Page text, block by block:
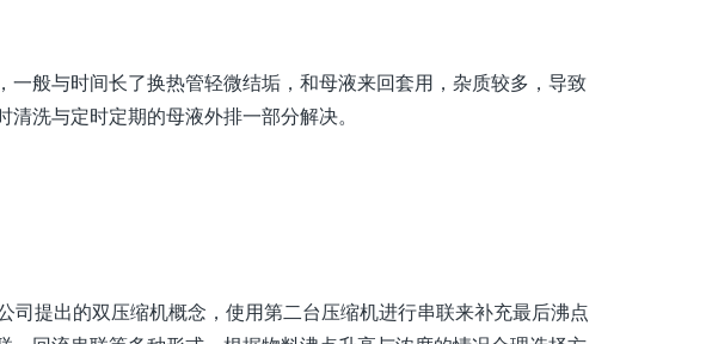
般与时间长了换热管轻微结垢，和母液来回套用，杂质较多，导致
洗与定时定期的母液外排一部分解决。
提出的双压缩机概念，使用第二台压缩机进行串联来补充最后沸点